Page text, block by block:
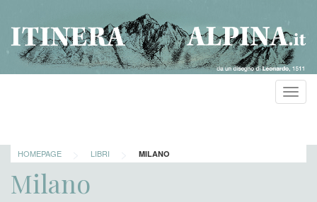
HOMEPAGE LIBRI MILANO
Milano